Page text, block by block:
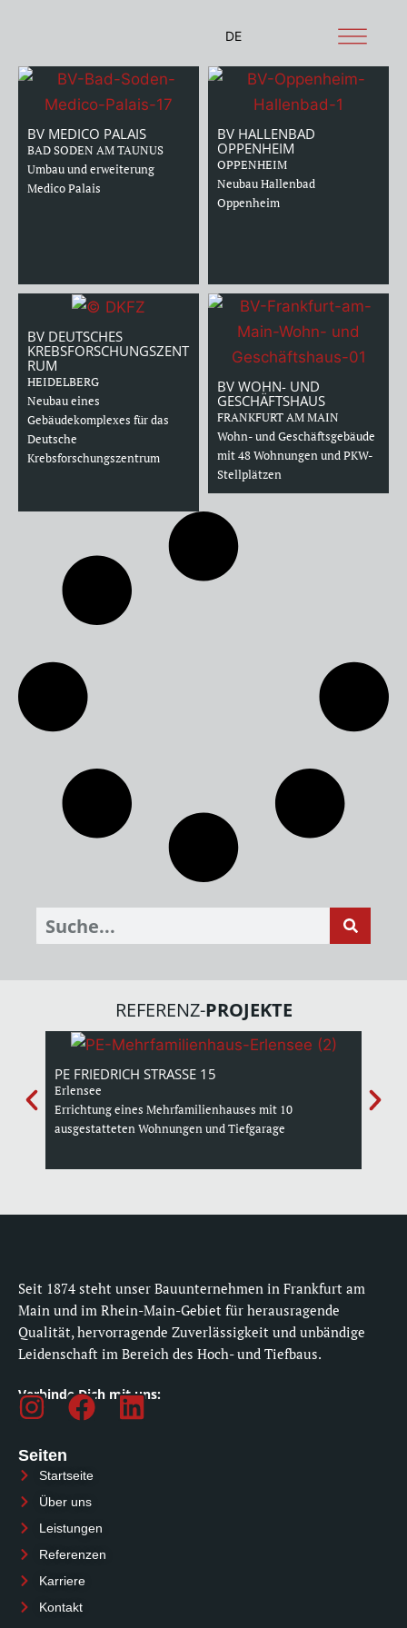
springen
DE
BV MEDICO PALAIS
BAD SODEN AM TAUNUS
Umbau und erweiterung
Medico Palais
BV HALLENBAD
OPPENHEIM
OPPENHEIM
Neubau Hallenbad
Oppenheim
BV DEUTSCHES
KREBSFORSCHUNGSZENT
RUM
HEIDELBERG
Neubau eines
Gebäudekomplexes für das
Deutsche
Krebsforschungszentrum
BV WOHN- UND
GESCHÄFTSHAUS
FRANKFURT AM MAIN
Wohn- und Geschäftsgebäude
mit 48 Wohnungen und PKW-
Stellplätzen
REFERENZ-PROJEKTE
PE FRIEDRICH STRASSE 15
Erlensee
Errichtung eines Mehrfamilienhauses mit 10
ausgestatteten Wohnungen und Tiefgarage
Seit 1874 steht unser Bauunternehmen in Frankfurt am
Main und im Rhein-Main-Gebiet für herausragende
Qualität, hervorragende Zuverlässigkeit und unbändige
Leidenschaft im Bereich des Hoch- und Tiefbaus.
Verbinde Dich mit uns:
I
s
t
a
g
r
a
F
e
b
o
o
k
L
Seiten
Startseite
Über uns
Leistungen
Referenzen
Karriere
Kontakt